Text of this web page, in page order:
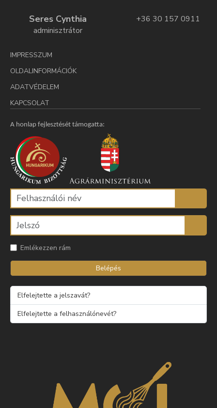
Seres Cynthia
adminisztrátor
+36 30 157 0911
IMPRESSZUM
OLDALINFORMÁCIÓK
ADATVÉDELEM
KAPCSOLAT
A honlap fejlesztését támogatta:
Emlékezzen rám
Belépés
Elfelejtette a jelszavát?
Elfelejtette a felhasználónevét?